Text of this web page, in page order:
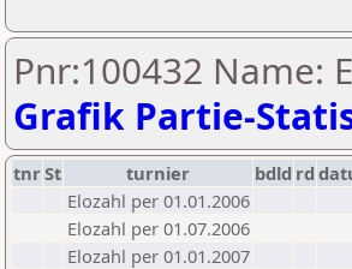
Pnr:100432 Name:
Grafik Partie-
tnrSt turnier bdld rd
Elozahl per 01.01.2006
Elozahl per 01.07.2006
Elozahl per 01.01.2007